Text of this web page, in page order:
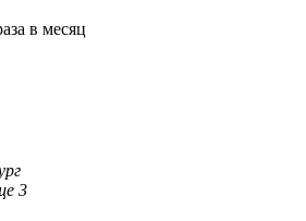
в месяц
3